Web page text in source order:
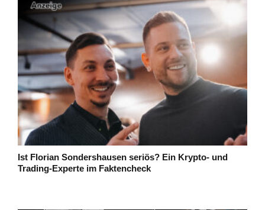
Ist Florian Sondershausen seriös? Ein Krypto- und
Trading-Experte im Faktencheck